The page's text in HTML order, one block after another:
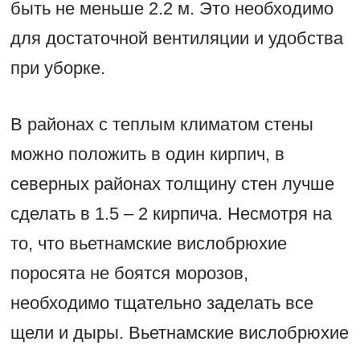
быть не меньше 2.2 м. Это необходимо
для достаточной вентиляции и удобства
при уборке.
В районах с теплым климатом стены
можно положить в один кирпич, в
северных районах толщину стен лучше
сделать в 1.5 – 2 кирпича. Несмотря на
то, что вьетнамские вислобрюхие
поросята не боятся морозов,
необходимо тщательно заделать все
щели и дыры. Вьетнамские вислобрюхие